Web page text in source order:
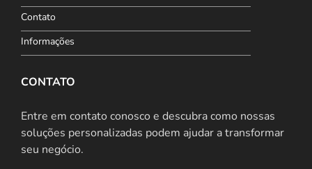
Contato
Informações
CONTATO
Entre em contato conosco e descubra como nossas
soluções personalizadas podem ajudar a transformar
seu negócio.